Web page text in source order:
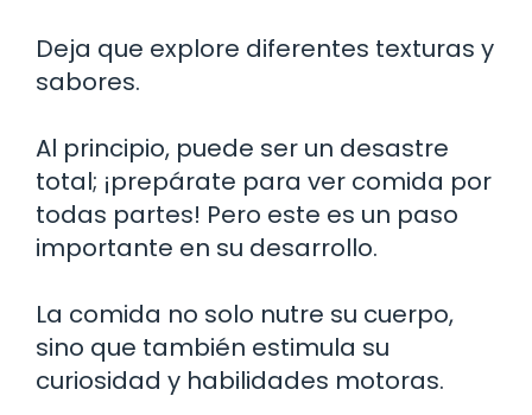
Deja que explore diferentes texturas y
sabores.
Al principio, puede ser un desastre
total; ¡prepárate para ver comida por
todas partes! Pero este es un paso
importante en su desarrollo.
La comida no solo nutre su cuerpo,
sino que también estimula su
curiosidad y habilidades motoras.